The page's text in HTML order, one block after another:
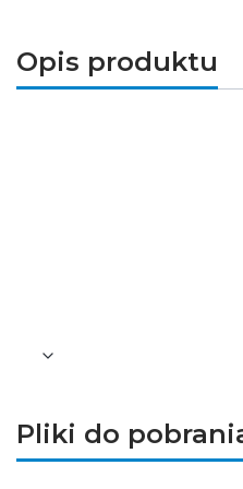
Opis produktu
Pliki do